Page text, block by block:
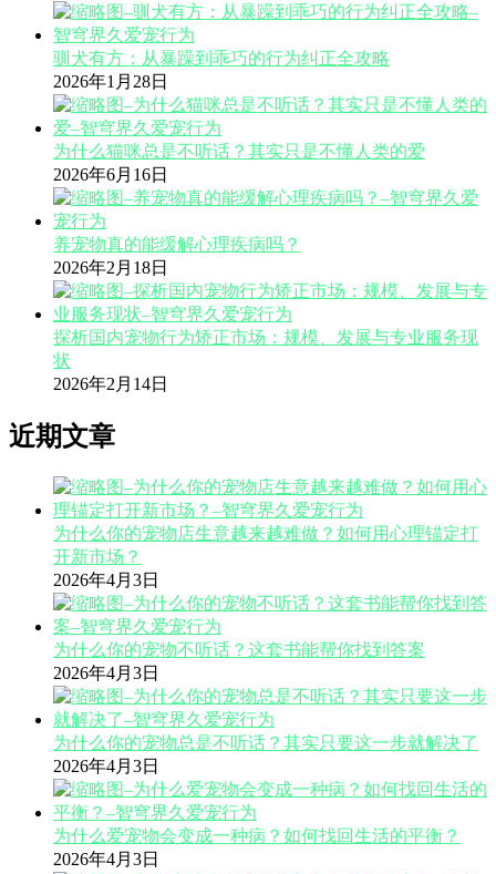
驯犬有方：从暴躁到乖巧的行为纠正全攻略
2026年1月28日
为什么猫咪总是不听话？其实只是不懂人类的爱
2026年6月16日
养宠物真的能缓解心理疾病吗？
2026年2月18日
探析国内宠物行为矫正市场：规模、发展与专业服务现
状
2026年2月14日
近期文章
为什么你的宠物店生意越来越难做？如何用心理锚定打
开新市场？
2026年4月3日
为什么你的宠物不听话？这套书能帮你找到答案
2026年4月3日
为什么你的宠物总是不听话？其实只要这一步就解决了
2026年4月3日
为什么爱宠物会变成一种病？如何找回生活的平衡？
2026年4月3日